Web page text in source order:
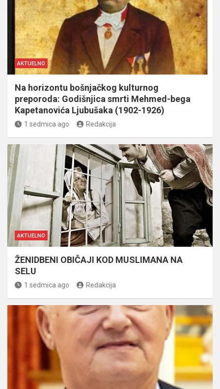
AKTUELNO
Na horizontu bošnjačkog kulturnog
preporoda: Godišnjica smrti Mehmed-bega
Kapetanovića Ljubušaka (1902-1926)
1 sedmica ago Redakcija
AKTUELNO
ŽENIDBENI OBIČAJI KOD MUSLIMANA NA
SELU
1 sedmica ago Redakcija